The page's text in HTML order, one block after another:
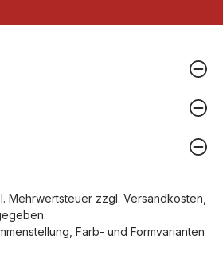
Mehrwertsteuer zzgl. Versandkosten
Farb- und Formvarianten